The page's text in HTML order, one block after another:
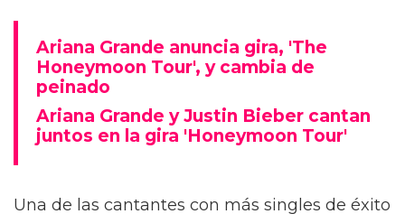
Ariana Grande anuncia gira, 'The
Honeymoon Tour', y cambia de
peinado
Ariana Grande y Justin Bieber cantan
juntos en la gira 'Honeymoon Tour'
Una de las cantantes con más singles de éxito